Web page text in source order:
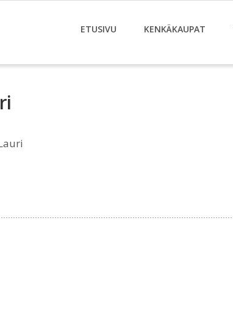
ETUSIVU KENKÄKAUPAT